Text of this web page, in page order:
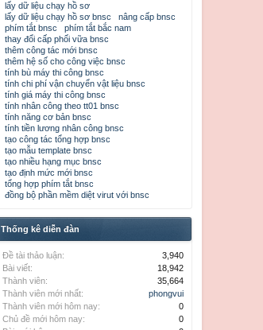
lấy dữ liệu chạy hồ sơ
lấy dữ liệu chạy hồ sơ bnsc
nâng cấp bnsc
phím tắt bnsc
phím tắt bắc nam
thay đổi cấp phối vữa bnsc
thêm công tác mới bnsc
thêm hệ số cho công việc bnsc
tính bù máy thi công bnsc
tính chi phí vận chuyển vật liệu bnsc
tính giá máy thi công bnsc
tính nhân công theo tt01 bnsc
tính năng cơ bản bnsc
tính tiền lương nhân công bnsc
tạo công tác tổng hợp bnsc
tạo mẫu template bnsc
tạo nhiều hạng mục bnsc
tạo định mức mới bnsc
tổng hợp phím tắt bnsc
đồng bộ phần mềm diệt virut với bnsc
Thống kê diễn đàn
Đề tài thảo luận:
3,940
Bài viết:
18,942
Thành viên:
35,664
Thành viên mới nhất:
phongvui
Thành viên mới hôm nay:
0
Chủ đề mới hôm nay:
0